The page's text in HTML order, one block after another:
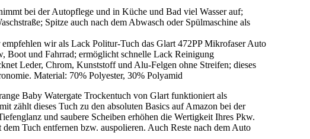
bei der Autopflege und in Küche und Bad viel Wasser auf;
Spitze auch nach dem Abwasch oder Spülmaschine als
wir als Lack Politur-Tuch das Glart 472PP Mikrofaser Auto
und Fahrrad; ermöglicht schnelle Lack Reinigung
Leder, Chrom, Kunststoff und Alu-Felgen ohne Streifen; dieses
Material: 70% Polyester, 30% Polyamid
Baby Watergate Trockentuch von Glart funktioniert als
zählt dieses Tuch zu den absoluten Basics auf Amazon bei der
und saubere Scheiben erhöhen die Wertigkeit Ihres Pkw.
Tuch entfernen bzw. auspolieren. Auch Reste nach dem Auto